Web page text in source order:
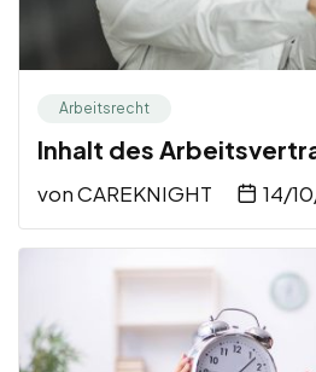
Arbeitsrecht
Inhalt des
vonCAREKNIGHT 14/